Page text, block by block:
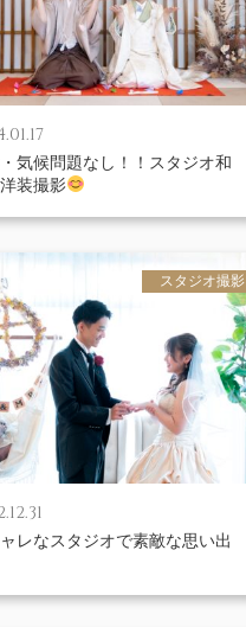
気候問題なし！！スタジオ和
装撮影
レなスタジオで素敵な思い出
スタジオ撮影